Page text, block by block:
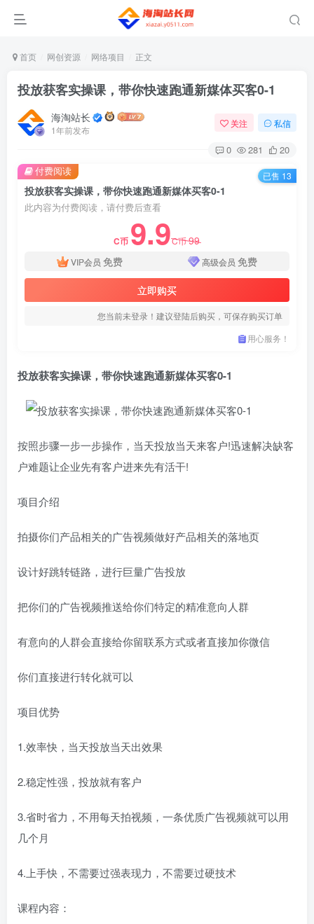
首页 网创资源 网络项目 正文
投放获客实操课，带你快速跑通新媒体买客0-1
海淘站长
1年前发布
关注 私信
0 281 20
投放获客实操课，带你快速跑通新媒体买客0-1
此内容为付费阅读，请付费后查看
C币 9.9C币99
VIP会员 免费 高级会员 免费
立即购买
您当前未登录！建议登陆后购买，可保存购买订单
用心服务！
付费阅读 已售 13
投放获客实操课，带你快速跑通新媒体买客0-1
按照步骤一步一步操作，当天投放当天来客户!迅速解决缺客
户难题让企业先有客户进来先有活干!
项目介绍
拍摄你们产品相关的广告视频做好产品相关的落地页
设计好跳转链路，进行巨量广告投放
把你们的广告视频推送给你们特定的精准意向人群
有意向的人群会直接给你留联系方式或者直接加你微信
你们直接进行转化就可以
项目优势
1.效率快，当天投放当天出效果
2.稳定性强，投放就有客户
3.省时省力，不用每天拍视频，一条优质广告视频就可以用
几个月
4.上手快，不需要过强表现力，不需要过硬技术
课程内容：